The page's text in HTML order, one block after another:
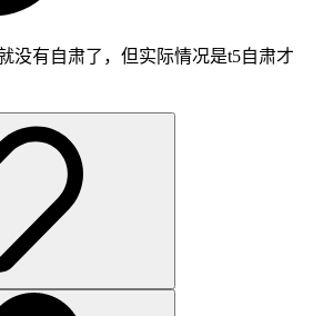
没有自肃了，但实际情况是t5自肃才